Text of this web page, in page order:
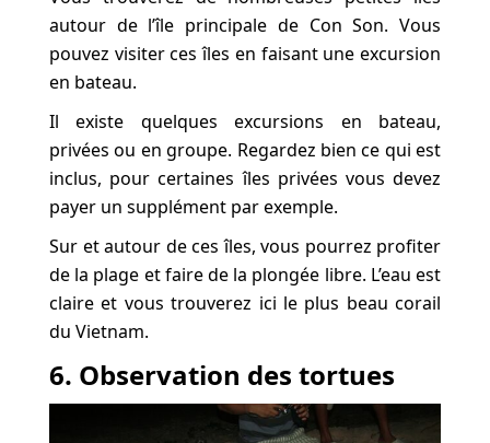
autour de l’île principale de Con Son. Vous
pouvez visiter ces îles en faisant une excursion
en bateau.
Il existe quelques excursions en bateau,
privées ou en groupe. Regardez bien ce qui est
inclus, pour certaines îles privées vous devez
payer un supplément par exemple.
Sur et autour de ces îles, vous pourrez profiter
de la plage et faire de la plongée libre. L’eau est
claire et vous trouverez ici le plus beau corail
du Vietnam.
6. Observation des tortues